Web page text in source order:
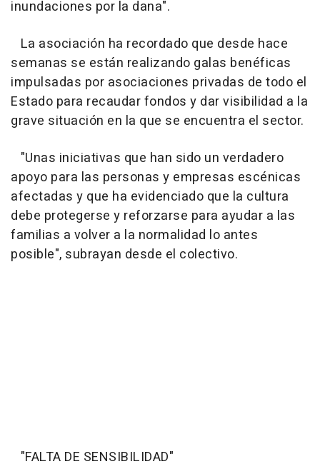
inundaciones por la dana".
La asociación ha recordado que desde hace
semanas se están realizando galas benéficas
impulsadas por asociaciones privadas de todo el
Estado para recaudar fondos y dar visibilidad a la
grave situación en la que se encuentra el sector.
"Unas iniciativas que han sido un verdadero
apoyo para las personas y empresas escénicas
afectadas y que ha evidenciado que la cultura
debe protegerse y reforzarse para ayudar a las
familias a volver a la normalidad lo antes
posible", subrayan desde el colectivo.
"FALTA DE SENSIBILIDAD"